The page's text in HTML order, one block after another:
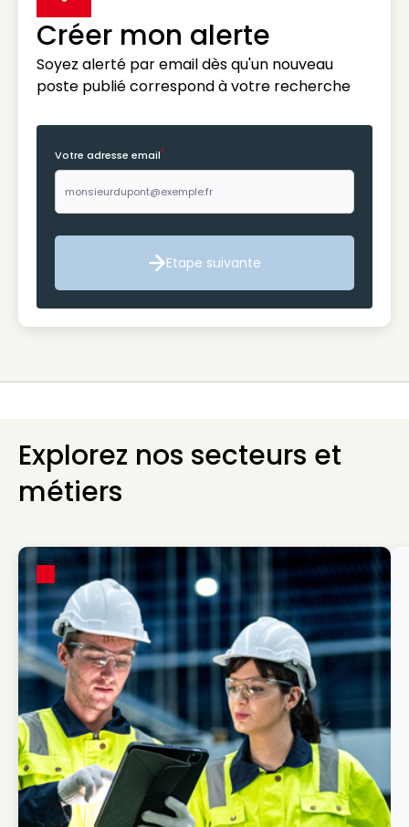
Créer mon alerte
Soyez alerté par email dès qu'un nouveau
poste publié correspond à votre recherche
Votre adresse email*
Etape suivante
Etape suivante
Explorez nos secteurs et
métiers